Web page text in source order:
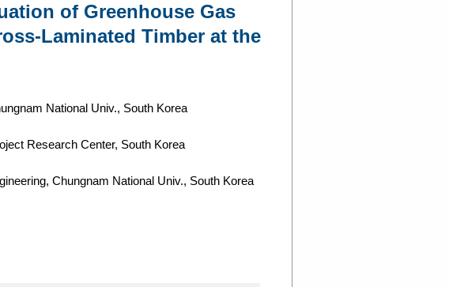
of Greenhouse Gas
Laminated Timber at the
National Univ., South Korea
Research Center, South Korea
Chungnam National Univ., South Korea